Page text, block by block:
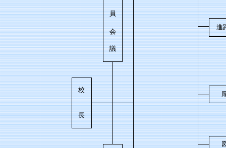
員
進
会
議
校
長